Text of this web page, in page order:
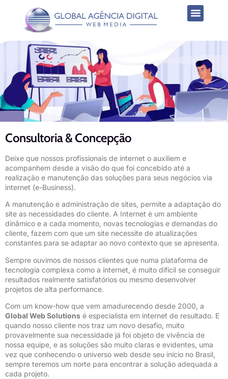
Consultoria & Concepção
Deixe que nossos profissionais de internet o auxiliem e
acompanhem desde a visão do que foi concebido até a
realização e manutenção das soluções para seus negócios via
internet (e-Business).
A manutenção e administração de sites, permite a adaptação do
site as necessidades do cliente. A Internet é um ambiente
dinâmico e a cada momento, novas tecnologias e demandas do
cliente, fazem com que um site necessite de atualizações
constantes para se adaptar ao novo contexto que se apresenta.
Sempre ouvimos de nossos clientes que numa plataforma de
tecnologia complexa como a internet, é muito difícil se conseguir
resultados realmente satisfatórios ou mesmo desenvolver
projetos de alta performance.
Com um know-how que vem amadurecendo desde 2000, a
Global Web Solutions é especialista em internet de resultado. E
quando nosso cliente nos traz um novo desafio, muito
provavelmente sua necessidade já foi objeto de vivência de
nossa equipe, e as soluções são muito claras e evidentes, uma
vez que conhecendo o universo web desde seu início no Brasil,
sempre teremos um norte para encontrar a solução adequada a
cada projeto.